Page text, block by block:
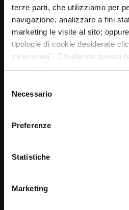
terze parti, che utilizziamo per
navigazione, analizzare a fini
marketing le visite al sito;
tipologie di cookie desiderate
selezionati". Chiudendo questo
tasto “X” prosegui la
modificare le tue preferenze in
link “Impostazione dei cookie”
Policy.
delNecessario
Preferenze
Statistiche
Marketing